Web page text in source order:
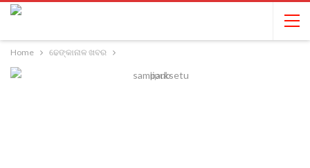
Home ଢେଙ୍କାନାଳ ଖବର